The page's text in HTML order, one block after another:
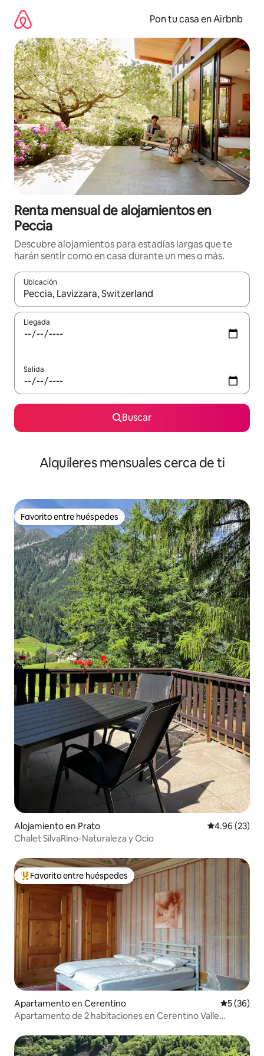
contenido
Pon tu casa en Airbnb
Renta mensual de alojamientos en
Peccia
Descubre alojamientos para estadías largas que te
harán sentir como en casa durante un mes o más.
Ubicación
Cuando los resultados estén disponibles, navega con las
Llegada
Salida
Buscar
Alquileres mensuales cerca de ti
Favorito entre huéspedes
Favorito entre huéspedes
Alojamiento en Prato Calificación
4.96 (23)
Chalet SilvaRino-Naturaleza y Ocio
Favorito entre huéspedes preferido
Favorito entre huéspedes
Apartamento en Cerentino
5 (36)
Apartamento de 2 habitaciones en Cerentino Valle